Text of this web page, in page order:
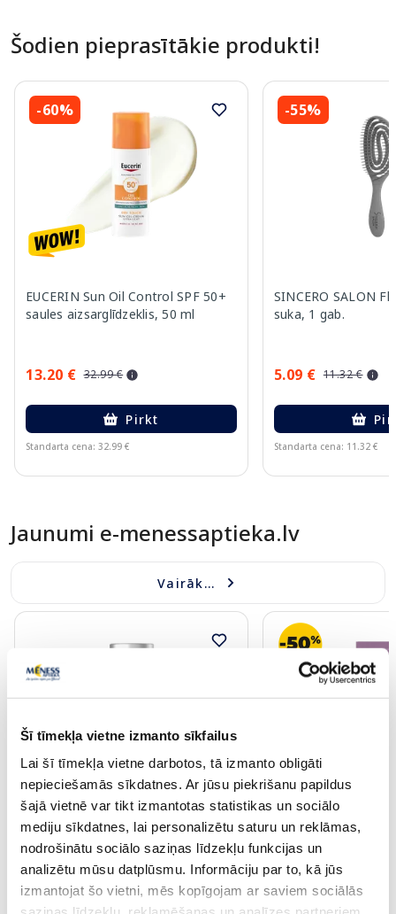
Šī tīmekļa vietne izmanto sīkfailus
Lai šī tīmekļa vietne darbotos, tā izmanto obligāti
nepieciešamās sīkdatnes. Ar jūsu piekrišanu papildus
šajā vietnē var tikt izmantotas statistikas un sociālo
mediju sīkdatnes, lai personalizētu saturu un reklāmas,
nodrošinātu sociālo saziņas līdzekļu funkcijas un
analizētu mūsu datplūsmu. Informāciju par to, kā jūs
izmantojat šo vietni, mēs kopīgojam ar saviem sociālās
Šodien pieprasītākie produkti!
-60%
EUCERIN Sun Oil Control SPF 50+
saules aizsarglīdzeklis, 50 ml
13.20 € 32.99 €
Pirkt
Standarta cena: 32.99 €
-55%
SINCERO SALON
suka, 1 gab.
5.09 € 11.32 €
Standarta cena: 11.32 €
Jaunumi e-menessaptieka.lv
Vairāk...
Uztura bagātinātājs
SILVANOLS Magnesium
Bisglycinate kapsulas, 90 gab.
17.49 €
Jaunums
STENDERS
krēms, 25 ml
7.99 €